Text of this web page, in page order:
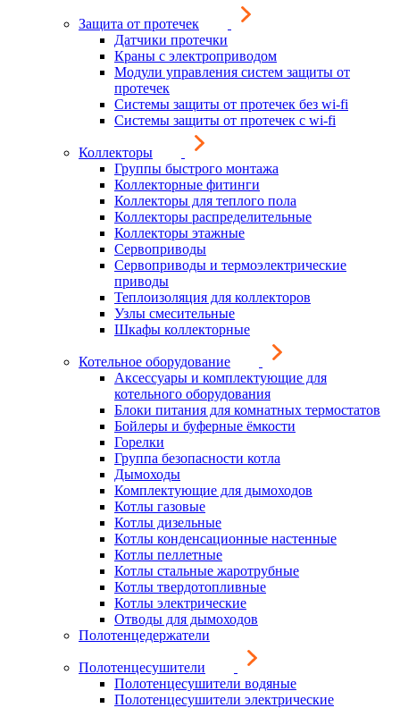
Защита от протечек
Датчики протечки
Краны с электроприводом
Модули управления систем защиты от
протечек
Системы защиты от протечек без wi-fi
Системы защиты от протечек с wi-fi
Коллекторы
Группы быстрого монтажа
Коллекторные фитинги
Коллекторы для теплого пола
Коллекторы распределительные
Коллекторы этажные
Сервоприводы
Сервоприводы и термоэлектрические
приводы
Теплоизоляция для коллекторов
Узлы смесительные
Шкафы коллекторные
Котельное оборудование
Аксессуары и комплектующие для
котельного оборудования
Блоки питания для комнатных термостатов
Бойлеры и буферные ёмкости
Горелки
Группа безопасности котла
Дымоходы
Комплектующие для дымоходов
Котлы газовые
Котлы дизельные
Котлы конденсационные настенные
Котлы пеллетные
Котлы стальные жаротрубные
Котлы твердотопливные
Котлы электрические
Отводы для дымоходов
Полотенцедержатели
Полотенцесушители
Полотенцесушители водяные
Полотенцесушители электрические